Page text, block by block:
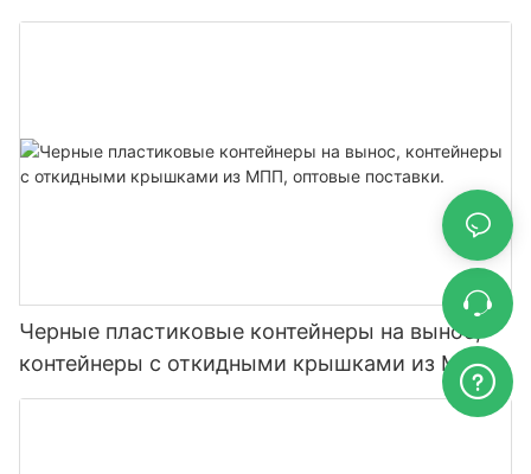
ресторанов.
Черные пластиковые контейнеры на вынос,
контейнеры с откидными крышками из МПП,
оптовые поставки.